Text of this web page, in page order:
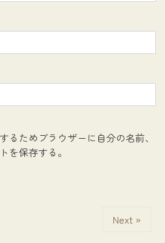
るためブラウザーに自分の名前、
を保存する。
Next »